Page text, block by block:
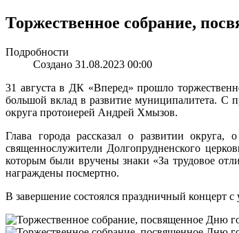
Торжественное собрание,
Подробности
Создано 31.08.2023 00:00
31 августа в ДК «Вперед» прошло
большой вклад в развитие муниципалитета. С
округа протоиерей Андрей Хмызов.
Глава города рассказал о развитии
священнослужители Долгопрудненского
которым были вручены знаки «За трудовое
награждены посмертно.
В завершение состоялся праздничный концерт